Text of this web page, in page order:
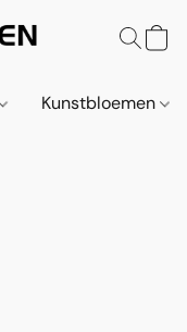
Kunstbloemen